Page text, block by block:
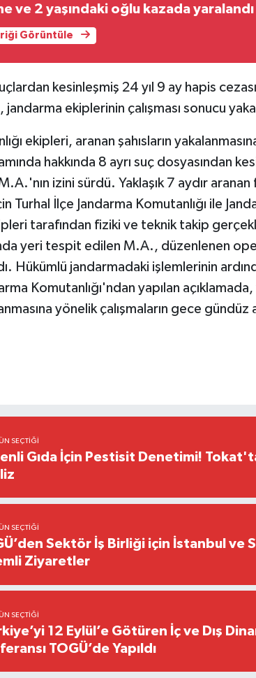
ve 2 yaşındaki oğlu kazada yaralandı
Görüntüle
kesinleşmiş 24 yıl 9 ay hapis
ekiplerinin çalışması sonucu
ekipleri, aranan şahısların
hakkında 8 ayrı suç dosyasından
izini sürdü. Yaklaşık 7 aydır aranan
Turhal İlçe Jandarma Komutanlığı ile
tarafından fiziki ve teknik takip
yeri tespit edilen M.A., düzenlenen
Hükümlü jandarmadaki işlemlerinin
Komutanlığı'ndan yapılan
yönelik çalışmaların gece gündüz
SEÇTIĞI
Gıda İçin Pestisit Denetimi!
SEÇTIĞI
Sektör İş Birliği için İstanbul ve
Ziyaretler
SEÇTIĞI
12 Eylül’e Götüren İç ve Dış
TOGÜ’de Yapıldı